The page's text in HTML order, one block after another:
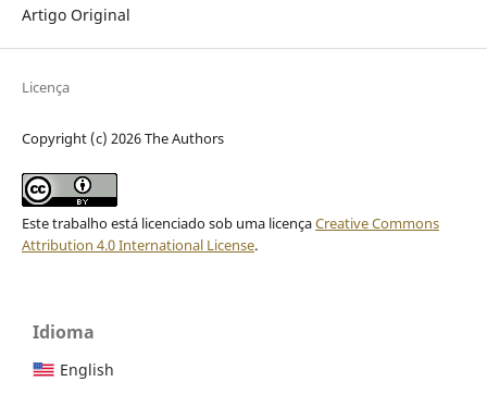
Artigo Original
Licença
Copyright (c) 2026 The Authors
Este trabalho está licenciado sob uma licençaCreative Commons
Attribution 4.0 International License.
Idioma
English